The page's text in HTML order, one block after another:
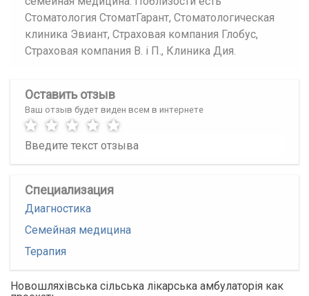
Стоматология СтоматГарант, Стоматологическая
клиника Эвиант, Страховая компания Глобус,
Страховая компания В. і П., Клиника Дия.
Оставить отзыв
Ваш отзыв будет виден всем в интернете
Специализация
Диагностика
Семейная медицина
Терапия
Новошляхівська сільська лікарська амбулаторія как